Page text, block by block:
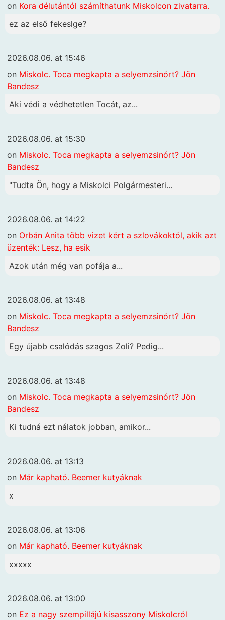
on Kora délutántól számíthatunk Miskolcon zivatarra.
ez az első fekeslge?
2026.08.06. at 15:46
on Miskolc. Toca megkapta a selyemzsinórt? Jön
Bandesz
Aki védi a védhetetlen Tocát, az...
2026.08.06. at 15:30
on Miskolc. Toca megkapta a selyemzsinórt? Jön
Bandesz
"Tudta Ön, hogy a Miskolci Polgármesteri...
2026.08.06. at 14:22
on Orbán Anita több vizet kért a szlovákoktól, akik azt
üzenték: Lesz, ha esik
Azok után még van pofája a...
2026.08.06. at 13:48
on Miskolc. Toca megkapta a selyemzsinórt? Jön
Bandesz
Egy újabb csalódás szagos Zoli? Pedig...
2026.08.06. at 13:48
on Miskolc. Toca megkapta a selyemzsinórt? Jön
Bandesz
Ki tudná ezt nálatok jobban, amikor...
2026.08.06. at 13:13
on Már kapható. Beemer kutyáknak
x
2026.08.06. at 13:06
on Már kapható. Beemer kutyáknak
xxxxx
2026.08.06. at 13:00
on Ez a nagy szempillájú kisasszony Miskolcról